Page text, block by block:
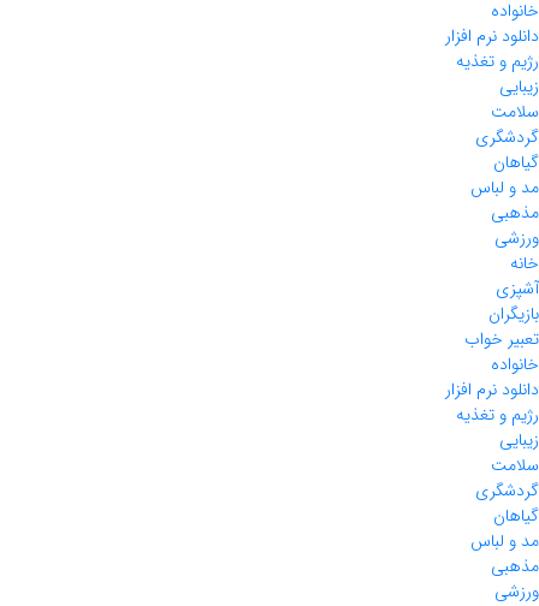
خانواده
دانلود نرم افزار
رژیم و تغذیه
زیبایی
سلامت
گردشگری
گیاهان
مد و لباس
مذهبی
ورزشی
خانه
آشپزی
بازیگران
تعبیر خواب
خانواده
دانلود نرم افزار
رژیم و تغذیه
زیبایی
سلامت
گردشگری
گیاهان
مد و لباس
مذهبی
ورزشی